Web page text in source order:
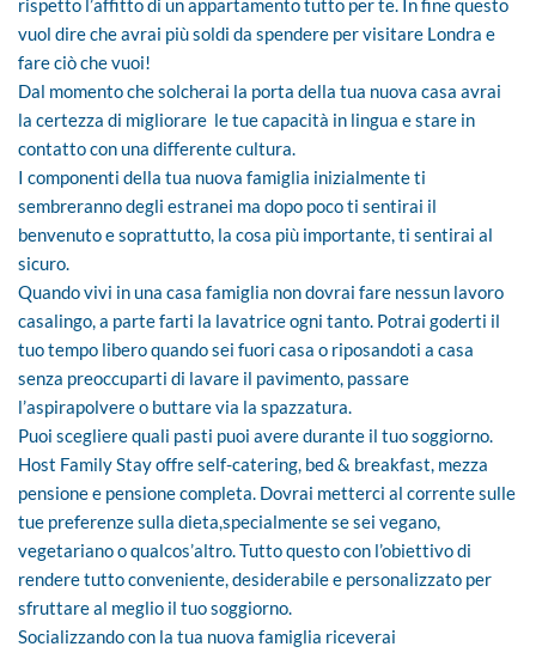
rispetto l’affitto di un appartamento tutto per te. In fine questo
vuol dire che avrai più soldi da spendere per visitare Londra e
fare ciò che vuoi!
Dal momento che solcherai la porta della tua nuova casa avrai
la certezza di migliorare le tue capacità in lingua e stare in
contatto con una differente cultura.
I componenti della tua nuova famiglia inizialmente ti
sembreranno degli estranei ma dopo poco ti sentirai il
benvenuto e soprattutto, la cosa più importante, ti sentirai al
sicuro.
Quando vivi in una casa famiglia non dovrai fare nessun lavoro
casalingo, a parte farti la lavatrice ogni tanto. Potrai goderti il
tuo tempo libero quando sei fuori casa o riposandoti a casa
senza preoccuparti di lavare il pavimento, passare
l’aspirapolvere o buttare via la spazzatura.
Puoi scegliere quali pasti puoi avere durante il tuo soggiorno.
Host Family Stay offre self-catering, bed & breakfast, mezza
pensione e pensione completa. Dovrai metterci al corrente sulle
tue preferenze sulla dieta,specialmente se sei vegano,
vegetariano o qualcos’altro. Tutto questo con l’obiettivo di
rendere tutto conveniente, desiderabile e personalizzato per
sfruttare al meglio il tuo soggiorno.
Socializzando con la tua nuova famiglia riceverai